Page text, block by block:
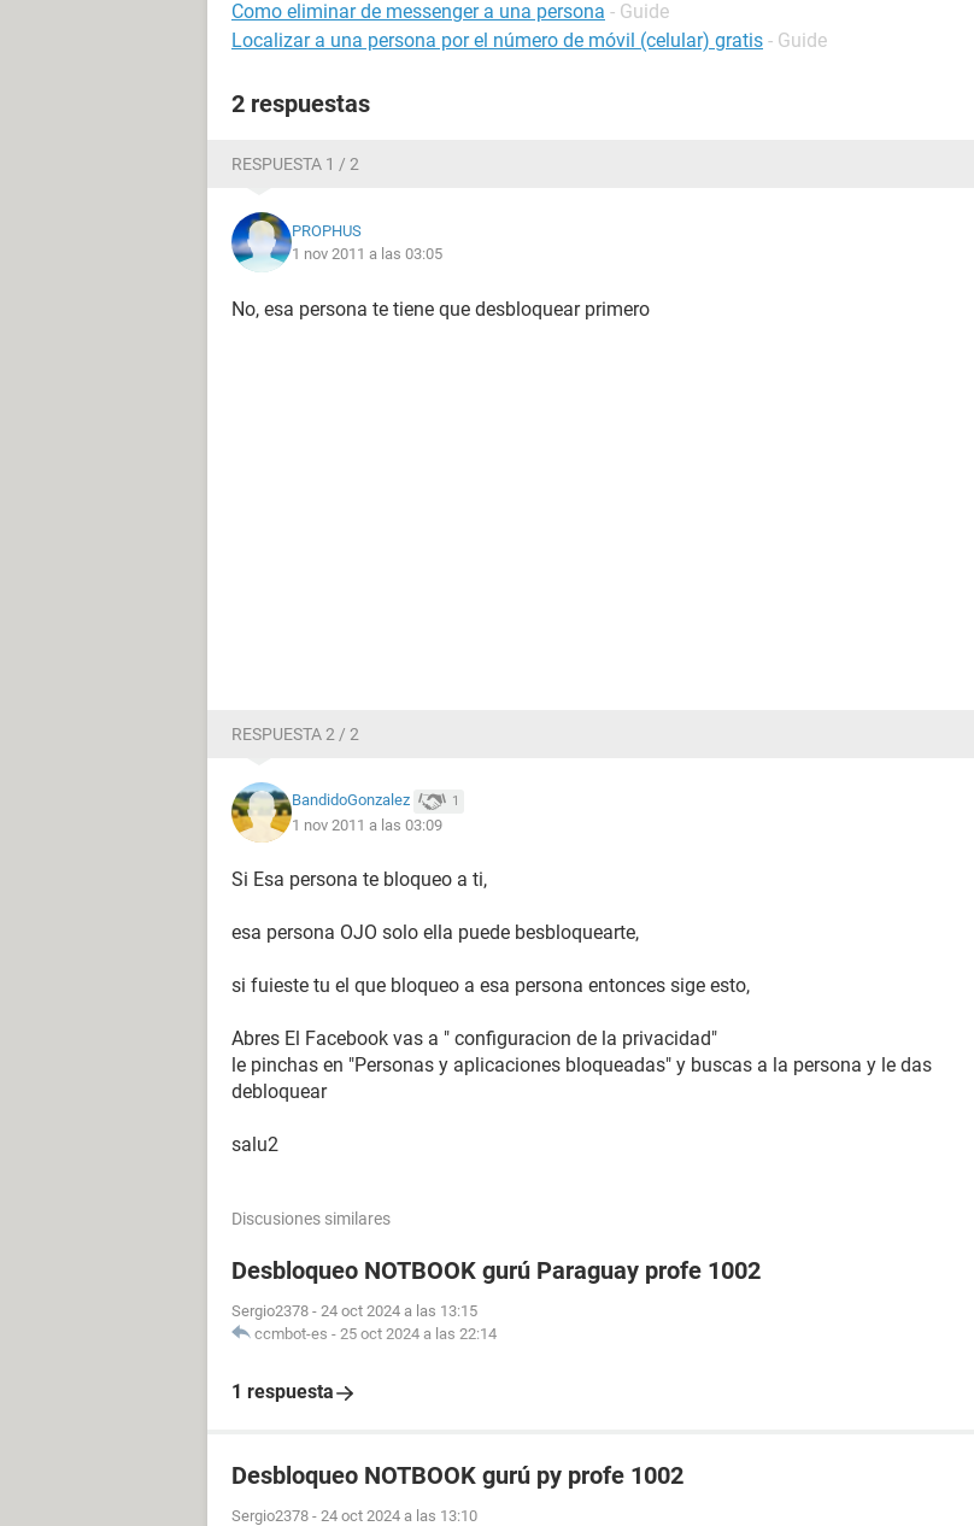
Como eliminar de messenger a una persona - Guide
Localizar a una persona por el número de móvil (celular) gratis - Guide
2 respuestas
RESPUESTA 1 / 2
PROPHUS
1 nov 2011 a las 03:05
No, esa persona te tiene que desbloquear primero
RESPUESTA 2 / 2
BandidoGonzalez 1
1 nov 2011 a las 03:09
Si Esa persona te bloqueo a ti,
esa persona OJO solo ella puede besbloquearte,
si fuieste tu el que bloqueo a esa persona entonces sige esto,
Abres El Facebook vas a " configuracion de la privacidad"
le pinchas en "Personas y aplicaciones bloqueadas" y buscas a la persona y le das
debloquear
salu2
Discusiones similares
Desbloqueo NOTBOOK gurú Paraguay profe 1002
Sergio2378 - 24 oct 2024 a las 13:15
ccmbot-es - 25 oct 2024 a las 22:14
1 respuesta
Desbloqueo NOTBOOK gurú py profe 1002
Sergio2378 - 24 oct 2024 a las 13:10